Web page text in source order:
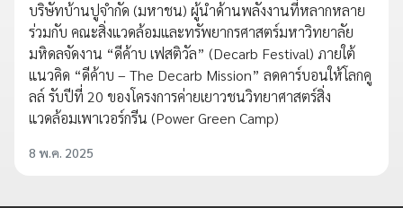
บริษัทบ้านปูจำกัด (มหาชน) ผู้นำด้านพลังงานที่หลากหลาย
ร่วมกับ คณะสิ่งแวดล้อมและทรัพยากรศาสตร์มหาวิทยาลัย
มหิดลจัดงาน “ดีค้าบ เฟสติวัล” (Decarb Festival) ภายใต้
แนวคิด “ดีค้าบ – The Decarb Mission” ลดคาร์บอนให้โลกคู
ลล์ รับปีที่ 20 ของโครงการค่ายเยาวชนวิทยาศาสตร์สิ่ง
แวดล้อมเพาเวอร์กรีน (Power Green Camp)
8 พ.ค. 2025